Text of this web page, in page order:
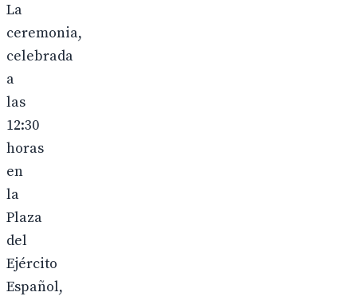
La
ceremonia,
celebrada
a
las
12:30
horas
en
la
Plaza
del
Ejército
Español,